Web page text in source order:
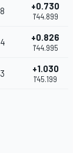
8 +0.730
1'44.899
4 +0.826
1'44.995
3 +1.030
1'45.199